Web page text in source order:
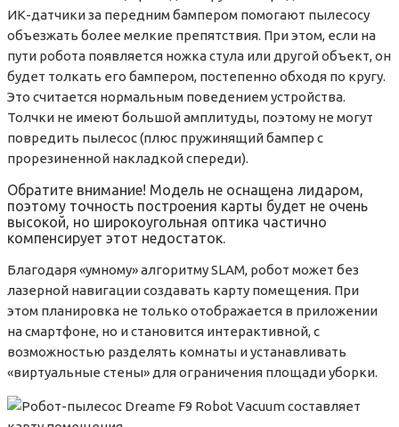
ИК-датчики за передним бампером помогают пылесосу
объезжать более мелкие препятствия. При этом, если на
пути робота появляется ножка стула или другой объект, он
будет толкать его бампером, постепенно обходя по кругу.
Это считается нормальным поведением устройства.
Толчки не имеют большой амплитуды, поэтому не могут
повредить пылесос (плюс пружинящий бампер с
прорезиненной накладкой спереди).
Обратите внимание! Модель не оснащена лидаром,
поэтому точность построения карты будет не очень
высокой, но широкоугольная оптика частично
компенсирует этот недостаток.
Благодаря «умному» алгоритму SLAM, робот может без
лазерной навигации создавать карту помещения. При
этом планировка не только отображается в приложении
на смартфоне, но и становится интерактивной, с
возможностью разделять комнаты и устанавливать
«виртуальные стены» для ограничения площади уборки.